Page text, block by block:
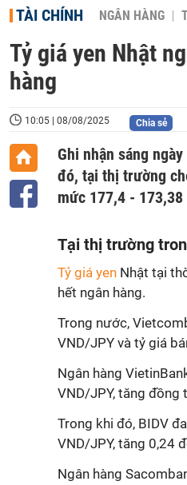
TÀI CHÍNH NGÂN HÀNG
Tỷ giá yen Nhật
hàng
10:05 | 08/08/2025 Chia sẻ
Ghi nhận sáng
đó, tại thị trường
mức 177,4 - 173,38
Tại thị trường
Tỷ giá yen Nhật tại
hết ngân hàng.
Trong nước,
VND/JPY và tỷ giá
Ngân hàng
VND/JPY, tăng đồng
Trong khi đó, BIDV
VND/JPY, tăng 0,24
Ngân hàng